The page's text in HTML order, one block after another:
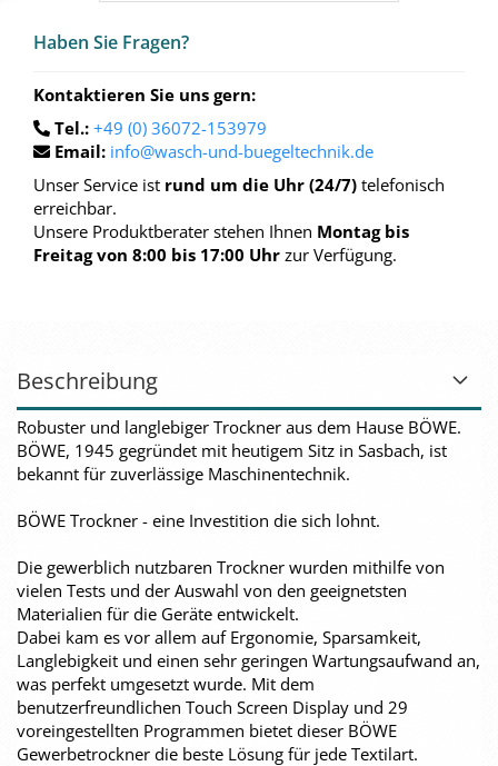
Haben Sie Fra­gen?
Kontaktieren Sie uns gern:
Tel.: +49 (0) 36072-153979
Email: info@wasch-und-buegeltechnik.de
Unser Service ist rund um die Uhr (24/7) telefonisch
erreichbar.
Unsere Produktberater stehen Ihnen Montag bis
Freitag von 8:00 bis 17:00 Uhr zur Verfügung.
Beschreibung
Robuster und langlebiger Trockner aus dem Hause BÖWE.
BÖWE, 1945 gegründet mit heutigem Sitz in Sasbach, ist
bekannt für zuverlässige Maschinentechnik.
BÖWE Trockner - eine Investition die sich lohnt.
Die gewerblich nutzbaren Trockner wurden mithilfe von
vielen Tests und der Auswahl von den geeignetsten
Materialien für die Geräte entwickelt.
Dabei kam es vor allem auf Ergonomie, Sparsamkeit,
Langlebigkeit und einen sehr geringen Wartungsaufwand an,
was perfekt umgesetzt wurde. Mit dem
benutzerfreundlichen Touch Screen Display und 29
voreingestellten Programmen bietet dieser BÖWE
Gewerbetrockner die beste Lösung für jede Textilart.